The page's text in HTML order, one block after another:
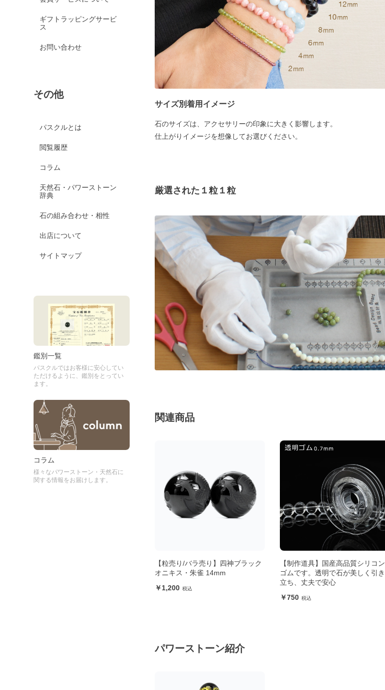
ギフトラッピングサービ
ス
お問い合わせ
その他
パスクルとは
閲覧履歴
コラム
天然石・パワーストーン
辞典
石の組み合わせ・相性
出店について
サイトマップ
鑑別一覧
パスクルではお客様に安心してい
ただけるように、鑑別をとってい
ます。
コラム
様々なパワーストーン・天然石に
関する情報をお届けします。
サイズ別着用イメージ
石のサイズは、アクセサリーの印象に大きく影響します。
仕上がりイメージを想像してお選びください。
厳選された１粒１粒
関連商品
【粒売り/バラ売り】四神ブラック
オニキス・朱雀 14mm
1,200
【制作道具】国産高品質シリコン
ゴムです。透明で石が美しく引き
立ち、丈夫で安心
750
パワーストーン紹介